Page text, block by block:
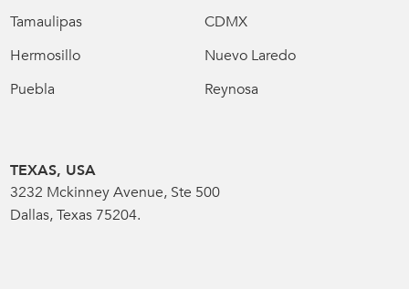
Tamaulipas
CDMX
Hermosillo
Nuevo Laredo
Puebla
Reynosa
TEXAS, USA
3232 Mckinney Avenue, Ste 500
Dallas, Texas 75204.